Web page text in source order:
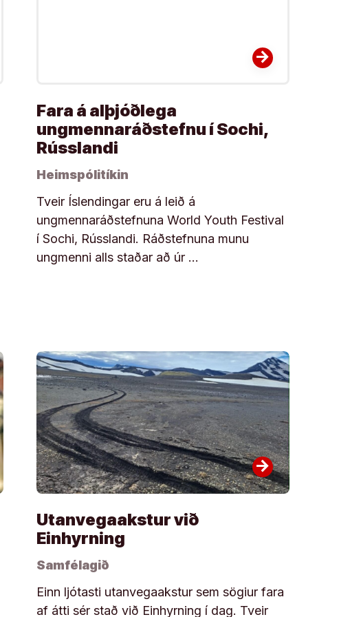
arrow_forward
Fara á alþjóðlega
ungmennaráðstefnu í Sochi,
Rússlandi
Heimspólitíkin
Tveir Íslendingar eru á leið á
ungmennaráðstefnuna World Youth Festival
í Sochi, Rússlandi. Ráðstefnuna munu
ungmenni alls staðar að úr …
arrow_forward
Utanvegaakstur við
Einhyrning
Samfélagið
Einn ljótasti utanvegaakstur sem sögiur fara
af átti sér stað við Einhyrning í dag. Tveir